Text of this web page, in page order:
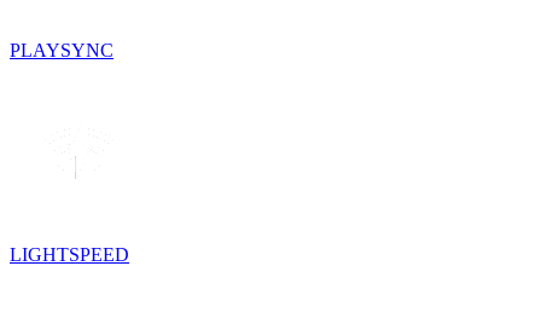
PLAYSYNC
LIGHTSPEED